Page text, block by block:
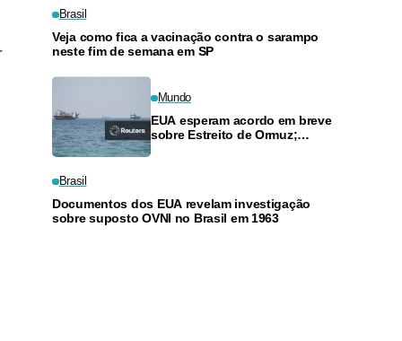
Brasil
Veja como fica a vacinação contra o sarampo
neste fim de semana em SP
Mundo
EUA esperam acordo em breve
sobre Estreito de Ormuz;
Brasil
Documentos dos EUA revelam investigação
sobre suposto OVNI no Brasil em 1963